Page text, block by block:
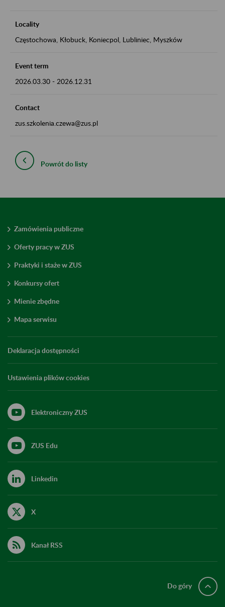
Locality
Częstochowa, Kłobuck, Koniecpol, Lubliniec, Myszków
Event term
2026.03.30 - 2026.12.31
Contact
zus.szkolenia.czewa@zus.pl
Powrót do listy
Zamówienia publiczne
Oferty pracy w ZUS
Praktyki i staże w ZUS
Konkursy ofert
Mienie zbędne
Mapa serwisu
Deklaracja dostępności
Ustawienia plików cookies
Elektroniczny ZUS
ZUS Edu
Linkedin
X
Kanał RSS
Do góry